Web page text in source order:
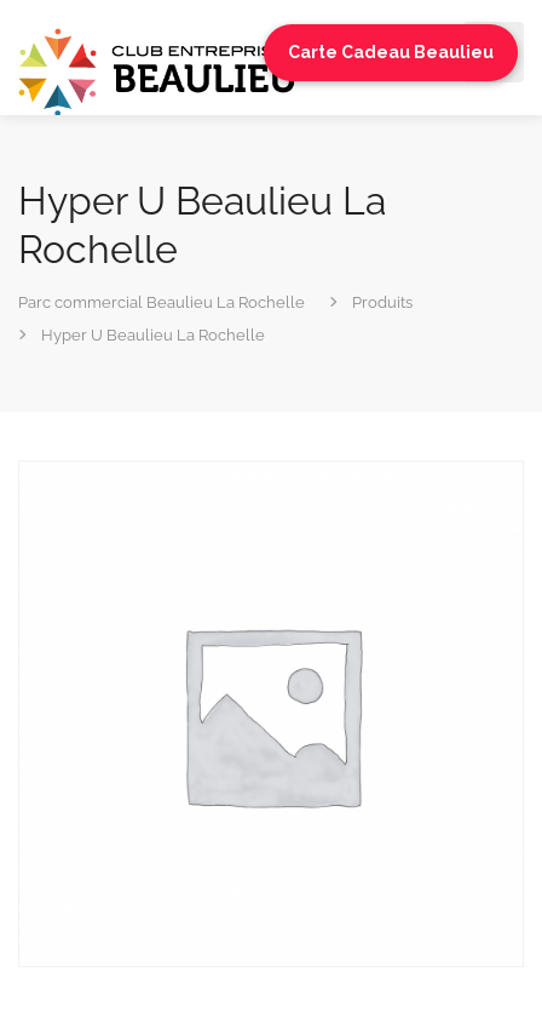
Carte Cadeau Beaulieu
Hyper U Beaulieu La
Rochelle
Parc commercial Beaulieu La Rochelle
Produits
Hyper U Beaulieu La Rochelle